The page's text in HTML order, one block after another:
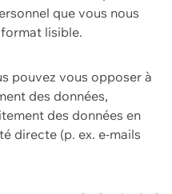
que vous nous
lisible.
pouvez vous opposer à
des données,
des données en
directe (p. ex. e-mails